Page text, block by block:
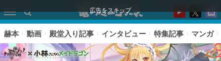
広告をスキップ
赫本 動画 殿堂入り記事 インタビュー 特集記事 マンガ